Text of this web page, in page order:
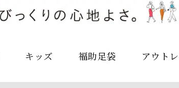
キッズ 福助足袋 アウト